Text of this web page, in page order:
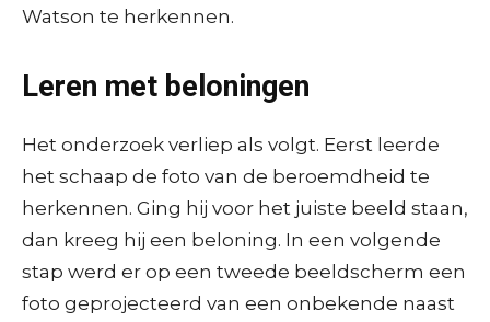
Watson te herkennen.
Leren met beloningen
Het onderzoek verliep als volgt. Eerst leerde
het schaap de foto van de beroemdheid te
herkennen. Ging hij voor het juiste beeld staan,
dan kreeg hij een beloning. In een volgende
stap werd er op een tweede beeldscherm een
foto geprojecteerd van een onbekende naast